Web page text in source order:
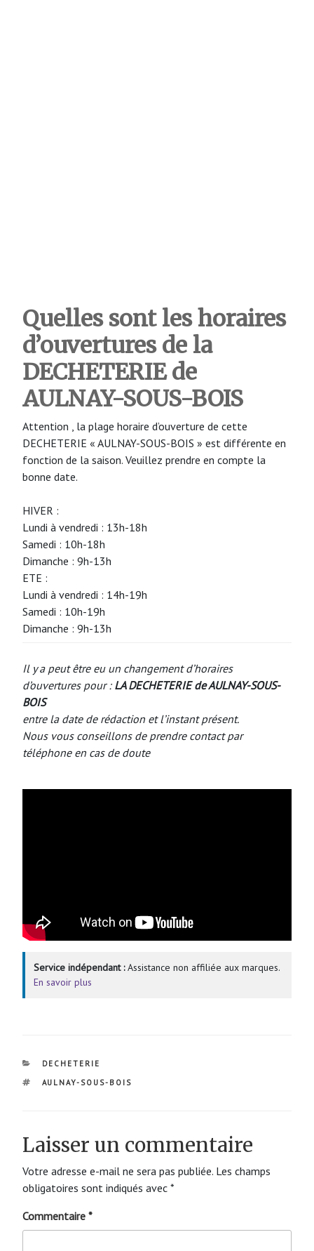
Quelles sont les horaires
d’ouvertures de la
DECHETERIE de
AULNAY-SOUS-BOIS
Attention , la plage horaire d’ouverture de cette
DECHETERIE « AULNAY-SOUS-BOIS » est différente en
fonction de la saison. Veuillez prendre en compte la
bonne date.
HIVER :
Lundi à vendredi : 13h-18h
Samedi : 10h-18h
Dimanche : 9h-13h
ETE :
Lundi à vendredi : 14h-19h
Samedi : 10h-19h
Dimanche : 9h-13h
Il y a peut être eu un changement d’horaires
d’ouvertures pour : LA DECHETERIE de AULNAY-SOUS-
BOIS
entre la date de rédaction et l’instant présent.
Nous vous conseillons de prendre contact par
téléphone en cas de doute
Service indépendant :Assistance non affiliée aux marques.
En savoir plus
CATÉGORIES
DECHETERIE
ÉTIQUETTES
AULNAY-SOUS-BOIS
Laisser un commentaire
Votre adresse e-mail ne sera pas publiée. Les champs
obligatoires sont indiqués avec *
Commentaire *